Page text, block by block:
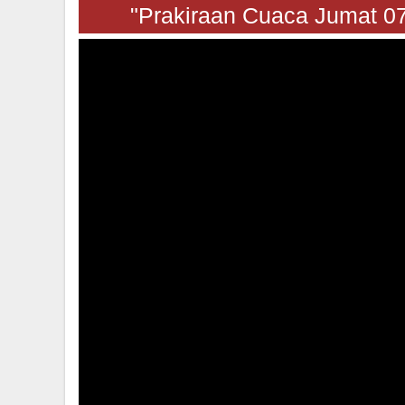
"Prakiraan Cuaca Jumat 07